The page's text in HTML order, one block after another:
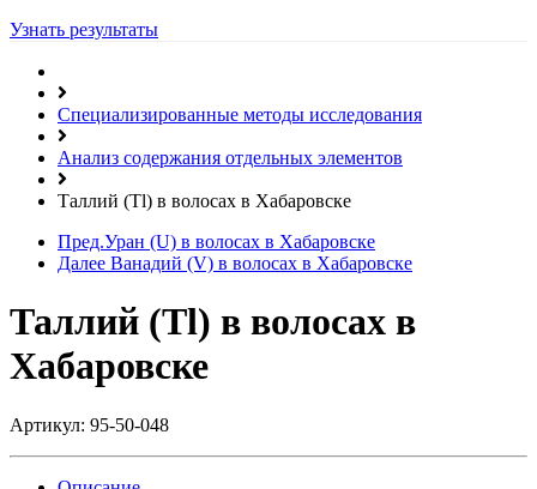
Узнать результаты
Специализированные методы исследования
Анализ содержания отдельных элементов
Таллий (Tl) в волосах в Хабаровске
Пред.Уран (U) в волосах в Хабаровске
Далее Ванадий (V) в волосах в Хабаровске
Таллий (Tl) в волосах в
Хабаровске
Артикул: 95-50-048